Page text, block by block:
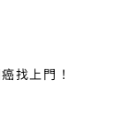
找上門！